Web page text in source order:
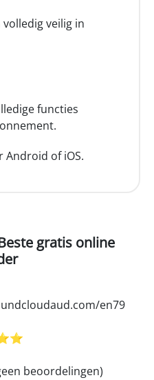
veilig in
functies
Android of iOS.
gratis online
en79
beoordelingen)